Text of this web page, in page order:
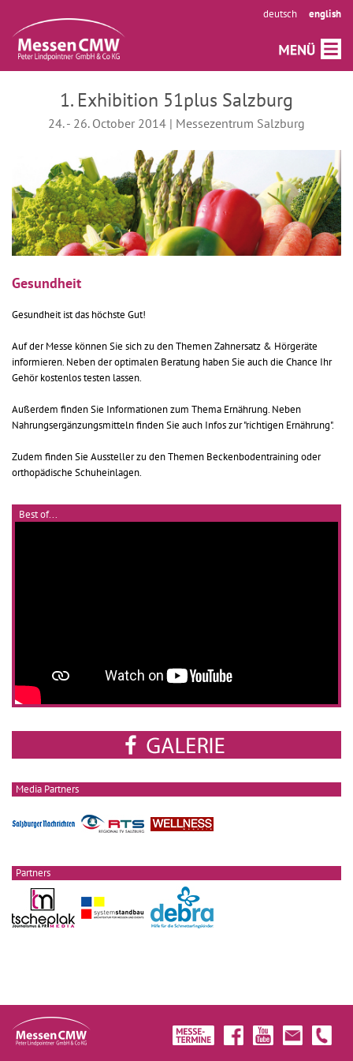
deutsch english
1. Exhibition 51plus Salzburg
24. - 26. October 2014 | Messezentrum Salzburg
Gesundheit
Gesundheit ist das höchste Gut!
Auf der Messe können Sie sich zu den Themen Zahnersatz & Hörgeräte
informieren. Neben der optimalen Beratung haben Sie auch die Chance Ihr
Gehör kostenlos testen lassen.
Außerdem finden Sie Informationen zum Thema Ernährung. Neben
Nahrungsergänzungsmitteln finden Sie auch Infos zur "richtigen Ernährung".
Zudem finden Sie Aussteller zu den Themen Beckenbodentraining oder
orthopädische Schuheinlagen.
Best of...
Media Partners
Partners